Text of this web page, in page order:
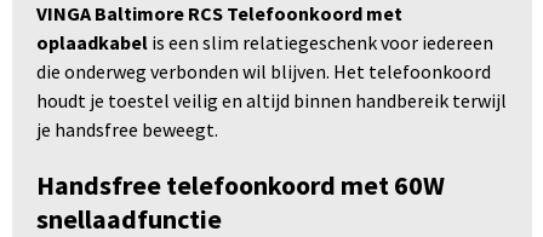
VINGA Baltimore RCS Telefoonkoord met
oplaadkabelis een slim relatiegeschenk voor iedereen
die onderweg verbonden wil blijven. Het telefoonkoord
houdt je toestel veilig en altijd binnen handbereik terwijl
je handsfree beweegt.
Handsfree telefoonkoord met 60W
snellaadfunctie